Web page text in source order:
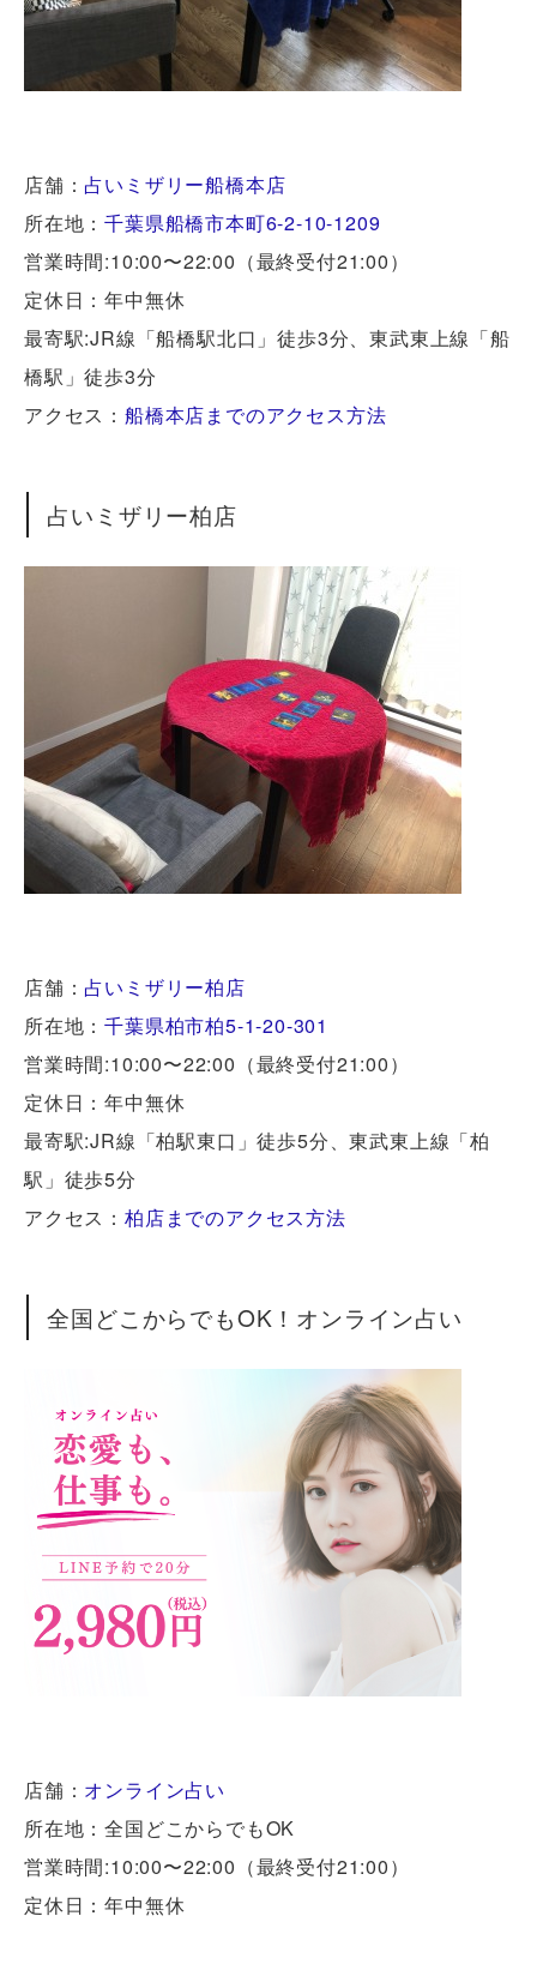
店舗： 占いミザリー船橋本店
所在地：千葉県船橋市本町6-2-10-1209
営業時間:10:00〜22:00（最終受付21:00）
定休日：年中無休
最寄駅:JR線「船橋駅北口」徒歩3分、東武東上線「船
橋駅」徒歩3分
アクセス： 船橋本店までのアクセス方法
占いミザリー柏店
店舗： 占いミザリー柏店
所在地：千葉県柏市柏5-1-20-301
営業時間:10:00〜22:00（最終受付21:00）
定休日：年中無休
最寄駅:JR線「柏駅東口」徒歩5分、東武東上線「柏
駅」徒歩5分
アクセス： 柏店までのアクセス方法
全国どこからでもOK！オンライン占い
店舗： オンライン占い
所在地：全国どこからでもOK
営業時間:10:00〜22:00（最終受付21:00）
定休日：年中無休